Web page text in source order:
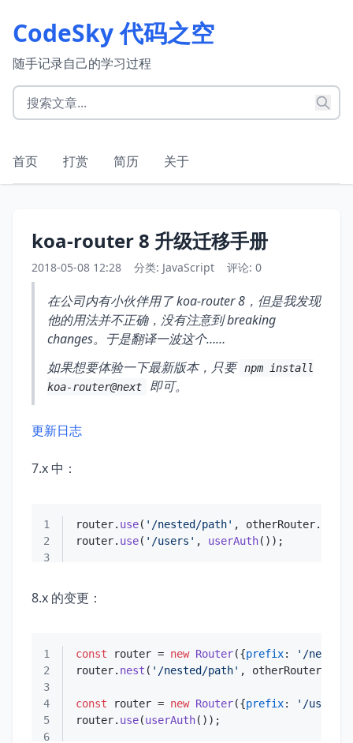
CodeSky 代码之空
随手记录自己的学习过程
首页 打赏 简历 关于
koa-router 8 升级迁移手册
2018-05-08 12:28 分类: JavaScript 评论: 0
在公司内有小伙伴用了 koa-router 8，但是我发现
他的用法并不正确，没有注意到 breaking
changes。于是翻译一波这个……
如果想要体验一下最新版本，只要 npm install
koa-router@next
即可。
更新日志
7.x 中：
1 router. use( '/nested/path' , otherRouter.
2
router. use( '/users' , userAuth
3
8.x 的变更：
1 const router = new Router({prefix:
'/
2
router. nest ( '/nested/path'
3
4
const router = new Router({prefix:
'/users'
5
router. use(userAuth
6